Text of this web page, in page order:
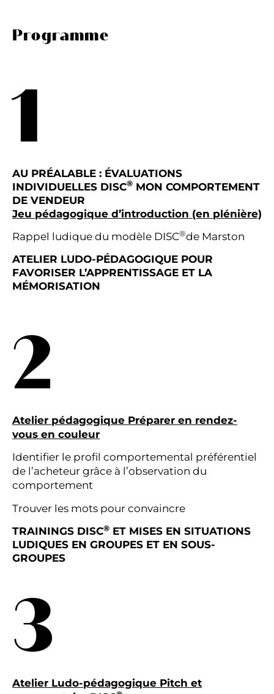
Programme
1
AU PRÉALABLE : ÉVALUATIONS
INDIVIDUELLES DISC® MON COMPORTEMENT
DE VENDEUR
Jeu pédagogique d’introduction (en plénière)
Rappel ludique du modèle DISC®de Marston
ATELIER LUDO-PÉDAGOGIQUE POUR
FAVORISER L’APPRENTISSAGE ET LA
MÉMORISATION
2
Atelier pédagogique Préparer en rendez-
vous en couleur
Identifier le profil comportemental préférentiel
de l’acheteur grâce à l’observation du
comportement
Trouver les mots pour convaincre
TRAININGS DISC® ET MISES EN SITUATIONS
LUDIQUES EN GROUPES ET EN SOUS-
GROUPES
3
Atelier Ludo-pédagogique Pitch et